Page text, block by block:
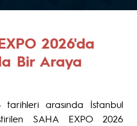
2026'da
Bir Araya
tarihleri arasında İstanbul
SAHA EXPO 2026